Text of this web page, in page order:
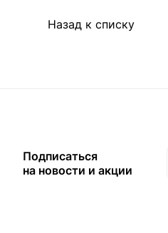
Назад к списку
Подписаться
на новости и акции